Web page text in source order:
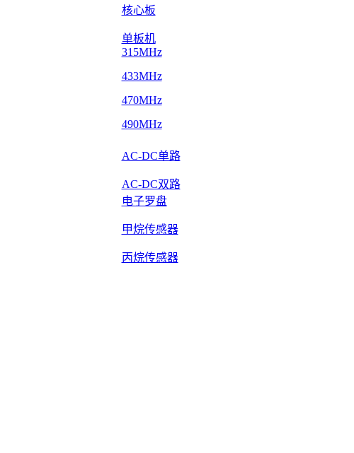
核心板
单板机
315MHz
433MHz
470MHz
490MHz
AC-DC单路
AC-DC双路
电子罗盘
甲烷传感器
丙烷传感器